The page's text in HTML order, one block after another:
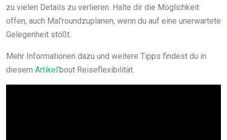
zu vielen Details zu verlieren. Halte dir die Möglichkeit
offen, auch Mal’roundzuplanen, wenn du auf eine unerwartete
Gelegenheit stößt.
Mehr Informationen dazu und weitere Tipps findest du in
diesem Artikel’bout Reiseflexibilität.